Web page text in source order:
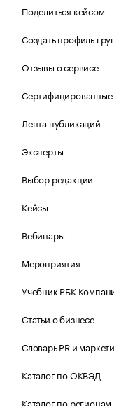
Поделиться кейсом
Создать профиль
Отзывы о сервисе
Сертифицированные
Лента публикаций
Эксперты
Выбор редакции
Кейсы
Вебинары
Мероприятия
Учебник РБК
Статьи о бизнесе
Словарь PR и
Каталог по ОКВЭД
Каталог по регионам